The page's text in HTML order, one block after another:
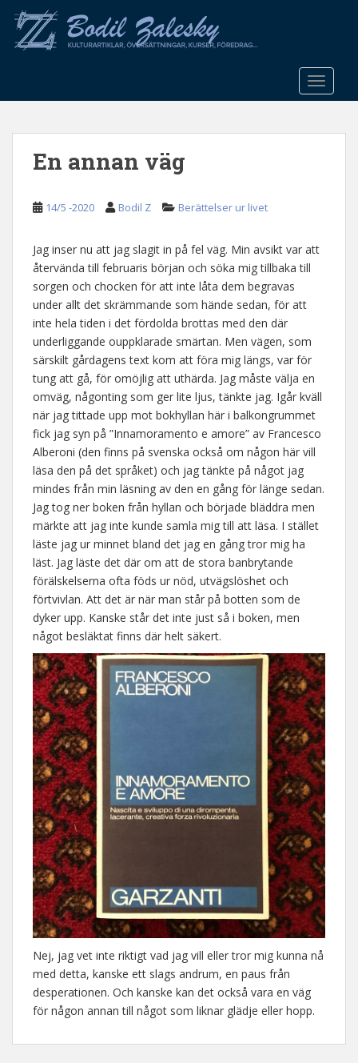
o
En annan väg
14/5 -2020 Bodil Z Berättelser ur livet
Jag inser nu att jag slagit in på fel väg. Min avsikt var att
återvända till februaris början och söka mig tillbaka till
sorgen och chocken för att inte låta dem begravas
under allt det skrämmande som hände sedan, för att
inte hela tiden i det fördolda brottas med den där
underliggande ouppklarade smärtan. Men vägen, som
särskilt gårdagens text kom att föra mig längs, var för
tung att gå, för omöjlig att uthärda. Jag måste välja en
omväg, någonting som ger lite ljus, tänkte jag. Igår kväll
när jag tittade upp mot bokhyllan här i balkongrummet
fick jag syn på ”Innamoramento e amore” av Francesco
Alberoni (den finns på svenska också om någon här vill
läsa den på det språket) och jag tänkte på något jag
mindes från min läsning av den en gång för länge sedan.
Jag tog ner boken från hyllan och började bläddra men
märkte att jag inte kunde samla mig till att läsa. I stället
läste jag ur minnet bland det jag en gång tror mig ha
läst. Jag läste det där om att de stora banbrytande
förälskelserna ofta föds ur nöd, utvägslöshet och
förtvivlan. Att det är när man står på botten som de
dyker upp. Kanske står det inte just så i boken, men
något besläktat finns där helt säkert.
Nej, jag vet inte riktigt vad jag vill eller tror mig kunna nå
med detta, kanske ett slags andrum, en paus från
desperationen. Och kanske kan det också vara en väg
för någon annan till något som liknar glädje eller hopp.